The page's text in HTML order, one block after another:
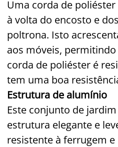
Uma corda de
à volta do encosto e
poltrona. Isto
aos móveis,
corda de poliéster é
tem uma boa
Estrutura de alumínio
Este conjunto de
estrutura elegante e
resistente à ferrugem